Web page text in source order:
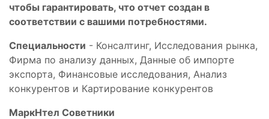
чтобы гарантировать, что отчет создан в
соответствии с вашими потребностями.
Специальности - Консалтинг, Исследования рынка,
Фирма по анализу данных, Данные об импорте
экспорта, Финансовые исследования, Анализ
конкурентов и Картирование конкурентов
МаркНтел Советники